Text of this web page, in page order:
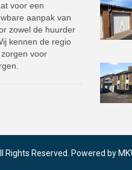
voor een
aanpak van
zowel de huurder
kennen de regio
voor
Rights Reserved. Powered by